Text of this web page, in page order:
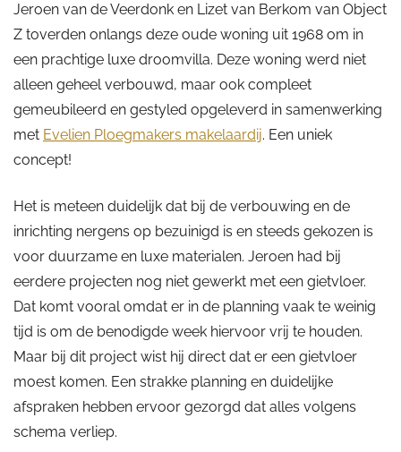
Jeroen van de Veerdonk en Lizet van Berkom van Object
Z toverden onlangs deze oude woning uit 1968 om in
een prachtige luxe droomvilla. Deze woning werd niet
alleen geheel verbouwd, maar ook compleet
gemeubileerd en gestyled opgeleverd in samenwerking
met Evelien Ploegmakers makelaardij. Een uniek
concept!
Het is meteen duidelijk dat bij de verbouwing en de
inrichting nergens op bezuinigd is en steeds gekozen is
voor duurzame en luxe materialen. Jeroen had bij
eerdere projecten nog niet gewerkt met een gietvloer.
Dat komt vooral omdat er in de planning vaak te weinig
tijd is om de benodigde week hiervoor vrij te houden.
Maar bij dit project wist hij direct dat er een gietvloer
moest komen. Een strakke planning en duidelijke
afspraken hebben ervoor gezorgd dat alles volgens
schema verliep.